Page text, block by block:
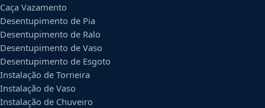
Caça Vazamento
Desentupimento de Pia
Desentupimento de Ralo
Desentupimento de Vaso
Desentupimento de Esgoto
Instalação de Torneira
Instalação de Vaso
Instalação de Chuveiro